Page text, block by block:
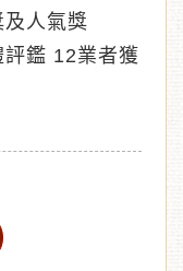
人氣獎
評鑑 12業者獲